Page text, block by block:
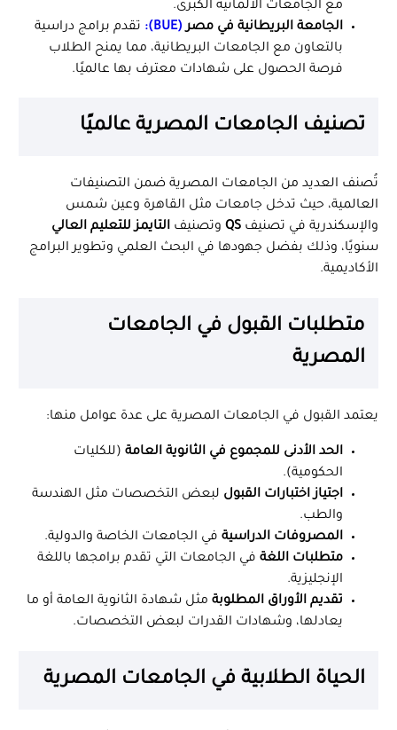
مع الجامعات الألمانية الكبرى.
الجامعة البريطانية في مصر(BUE)
: تقدم برامج دراسية
بالتعاون مع الجامعات البريطانية، مما يمنح الطلاب
فرصة الحصول على شهادات معترف بها عالميًا.
تصنيف الجامعات المصرية عالميًا
تُصنف العديد من الجامعات المصرية ضمن التصنيفات
العالمية، حيث تدخل جامعات مثل القاهرة وعين شمس
والإسكندرية في تصنيف QS وتصنيف التايمز للتعليم العالي
سنويًا، وذلك بفضل جهودها في البحث العلمي وتطوير البرامج
الأكاديمية.
متطلبات القبول في الجامعات
المصرية
يعتمد القبول في الجامعات المصرية على عدة عوامل منها:
الحد الأدنى للمجموع في الثانوية العامة (للكليات
الحكومية).
اجتياز اختبارات القبول لبعض التخصصات مثل الهندسة
والطب.
المصروفات الدراسية في الجامعات الخاصة والدولية.
متطلبات اللغة في الجامعات التي تقدم برامجها باللغة
الإنجليزية.
تقديم الأوراق المطلوبة مثل شهادة الثانوية العامة أو ما
يعادلها، وشهادات القدرات لبعض التخصصات.
الحياة الطلابية في الجامعات المصرية